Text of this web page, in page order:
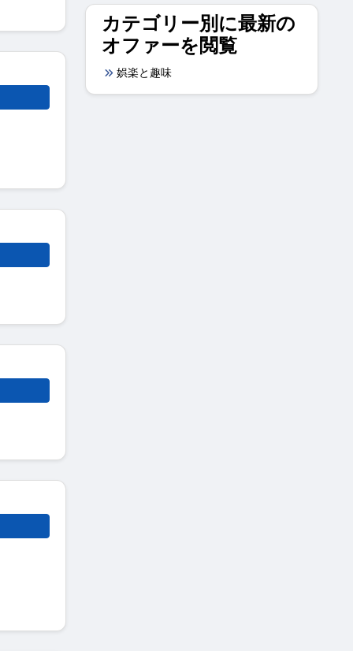
カテゴリー別に最新の
オファーを閲覧
娯楽と趣味